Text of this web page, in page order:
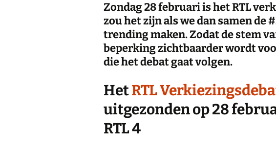
Zondag 28 februari is het RTL
zou het zijn als we dan samen de
trending maken. Zodat de stem
beperking zichtbaarder wordt
die het debat gaat volgen.
HetRTL
uitgezonden op 28
RTL 4